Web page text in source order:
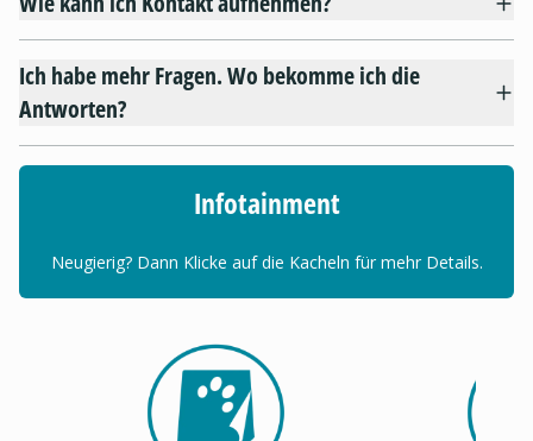
Ich habe mehr Fragen. Wo bekomme ich die
Antworten?
Infotainment
Neugierig? Dann Klicke auf die Kacheln für mehr Details.